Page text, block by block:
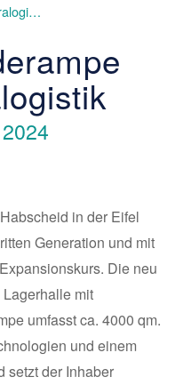
Von der Laderampe bis zur Intralogistik
in der Eifel
Generation und mit
Die neu
mit
umfasst ca. 4000 qm.
und einem
setzt der Inhaber